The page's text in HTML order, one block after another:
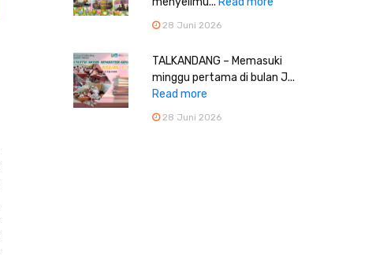
28 Juni 2026
TALKANDANG – Memasuki
minggu pertama di bulan J...
Read more
28 Juni 2026